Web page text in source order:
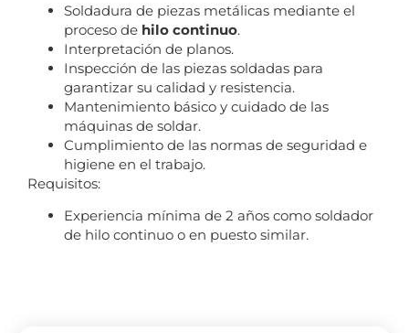
Soldadura de piezas metálicas mediante el
proceso de hilo continuo.
Interpretación de planos.
Inspección de las piezas soldadas para
garantizar su calidad y resistencia.
Mantenimiento básico y cuidado de las
máquinas de soldar.
Cumplimiento de las normas de seguridad e
higiene en el trabajo.
Requisitos:
Experiencia mínima de 2 años como soldador
de hilo continuo o en puesto similar.